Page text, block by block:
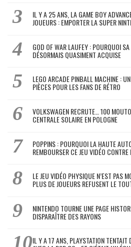
IL Y A 25 ANS, LA GAME BOY
JOUEURS : EMPORTER LA SUPER
GOD OF WAR LAUFEY : POURQUOI
DÉSORMAIS QUASIMENT ACQUISE
LEGO ARCADE PINBALL MACHINE :
PIÈCES POUR LES FANS DE RÉTRO
VOLKSWAGEN RECRUTE… 100
CENTRALE SOLAIRE EN POLOGNE
POPPINS : POURQUOI LA HAUTE
REMBOURSER CE JEU VIDÉO
LE JEU VIDÉO PHYSIQUE N’EST PAS
PLUS DE JOUEURS REFUSENT LE
NINTENDO TOURNE UNE PAGE
DISPARAÎTRE DES RAYONS
IL Y A 17 ANS, PLAYSTATION